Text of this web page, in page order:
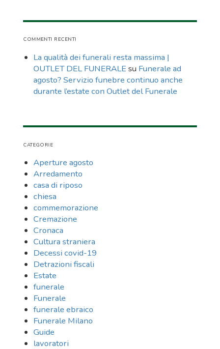
COMMENTI RECENTI
La qualità dei funerali resta massima |
OUTLET DEL FUNERALEsu Funerale ad
agosto? Servizio funebre continuo anche
durante l’estate con Outlet del Funerale
CATEGORIE
Aperture agosto
Arredamento
casa di riposo
chiesa
commemorazione
Cremazione
Cronaca
Cultura straniera
Decessi covid-19
Detrazioni fiscali
Estate
funerale
Funerale
funerale ebraico
Funerale Milano
Guide
lavoratori